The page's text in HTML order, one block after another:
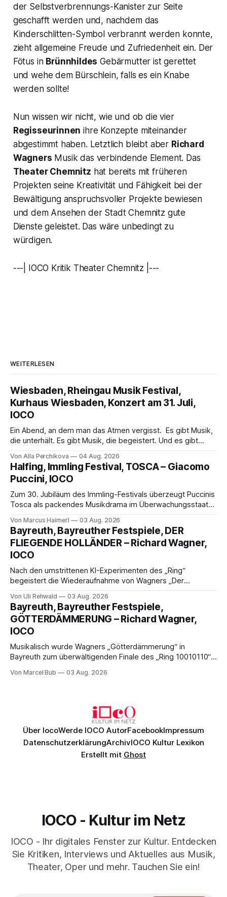
der Selbstverbrennungs-Kanister zur Seite
geschafft werden und, nachdem das
Kinderschlitten-Symbol verbrannt werden konnte,
zieht allgemeine Freude und Zufriedenheit ein. Der
Fötus in Brünnhildes Gebärmutter ist gerettet
und wehe dem Bürschlein, falls es ein Knabe
werden sollte!
Nun wissen wir nicht, wie und ob die vier
Regisseurinnen ihre Konzepte miteinander
abgestimmt haben. Letztlich bleibt aber Richard
Wagners Musik das verbindende Element. Das
Theater Chemnitz hat bereits mit früheren
Projekten seine Kreativität und Fähigkeit bei der
Bewältigung anspruchsvoller Projekte bewiesen
und dem Ansehen der Stadt Chemnitz gute
Dienste geleistet. Das wäre unbedingt zu
würdigen.
---| IOCO Kritik Theater Chemnitz |---
WEITERLESEN
Wiesbaden, Rheingau Musik Festival,
Kurhaus Wiesbaden, Konzert am 31. Juli,
IOCO
Ein Abend, an dem man das Atmen vergisst. Es gibt Musik,
die unterhält. Es gibt Musik, die begeistert. Und es gibt
Genau so war der Abend im Kurhaus Wiesbaden, an dem
Johannes Brahms’ Erstes Klavierkonzert d-Moll op. 15 mit
Daniil
Von Alla Perchikova 04 Aug. 2026
Halfing, Immling Festival, TOSCA – Giacomo
Puccini, IOCO
Zum 30. Jubiläum des Immling-Festivals überzeugt Puccinis
Tosca als packendes Musikdrama im Überwachungsstaat
spannend und werkgetreu, getragen von starken Solisten,
eindrucksvollen Projektionen und einer klangvollen
musikalischen Leitung.
Von Marcus Haimerl 03 Aug. 2026
Bayreuth, Bayreuther Festspiele, DER
FLIEGENDE HOLLÄNDER – Richard Wagner,
IOCO
Nach den umstrittenen KI-Experimenten des „Ring“
begeistert die Wiederaufnahme von Wagners „Der
Musik und einem neuen Traumpaar: Elisabeth Teige und
Nicholas Brownlee sorgen für einen der Höhepunkte der
Bayreuther Festspiele 2026.
Von Uli Rehwald 03 Aug. 2026
Bayreuth, Bayreuther Festspiele,
GÖTTERDÄMMERUNG – Richard Wagner,
IOCO
Musikalisch wurde Wagners „Götterdämmerung“ in
Bayreuth zum überwältigenden Finale des „Ring 10010110“:
exzellentes Sängerensemble begeisterten. Die KI-geprägte
Von Marcel Bub 03 Aug. 2026
Über IocoWerde IOCO AutorFacebookImpressum
DatenschutzerklärungArchivIOCO Kultur Lexikon
Erstellt mit Ghost
IOCO - Kultur im Netz
IOCO - Ihr digitales Fenster zur Kultur. Entdecken
Sie Kritiken, Interviews und Aktuelles aus Musik,
Theater, Oper und mehr. Tauchen Sie ein!